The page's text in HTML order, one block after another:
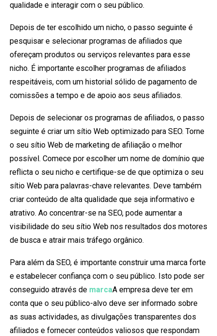
qualidade e interagir com o seu público.
Depois de ter escolhido um nicho, o passo seguinte é
pesquisar e selecionar programas de afiliados que
ofereçam produtos ou serviços relevantes para esse
nicho. É importante escolher programas de afiliados
respeitáveis, com um historial sólido de pagamento de
comissões a tempo e de apoio aos seus afiliados.
Depois de selecionar os programas de afiliados, o passo
seguinte é criar um sítio Web optimizado para SEO. Torne
o seu sítio Web de marketing de afiliação o melhor
possível. Comece por escolher um nome de domínio que
reflicta o seu nicho e certifique-se de que optimiza o seu
sítio Web para palavras-chave relevantes. Deve também
criar conteúdo de alta qualidade que seja informativo e
atrativo. Ao concentrar-se na SEO, pode aumentar a
visibilidade do seu sítio Web nos resultados dos motores
de busca e atrair mais tráfego orgânico.
Para além da SEO, é importante construir uma marca forte
e estabelecer confiança com o seu público. Isto pode ser
conseguido através de marcaA empresa deve ter em
conta que o seu público-alvo deve ser informado sobre
as suas actividades, as divulgações transparentes dos
afiliados e fornecer conteúdos valiosos que respondam